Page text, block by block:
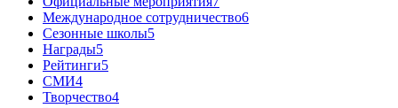
Международное сотрудничество6
Сезонные школы5
Награды5
Рейтинги5
СМИ4
Творчество4